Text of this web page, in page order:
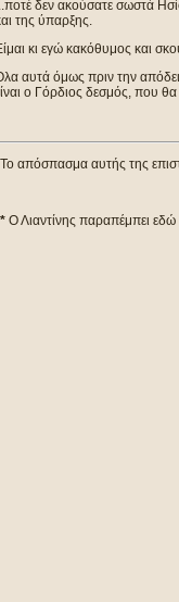
δεν ακούσατε σωστά
της ύπαρξης.
κι εγώ κακόθυμος και
αυτά όμως πριν την
ο Γόρδιος δεσμός, που
Το απόσπασμα αυτής της
Ο Λιαντίνης παραπέμπει